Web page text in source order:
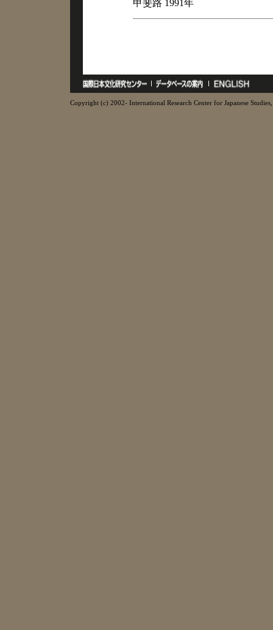
甲斐路 1991年
Copyright (c) 2002- International Research Center for Japanese